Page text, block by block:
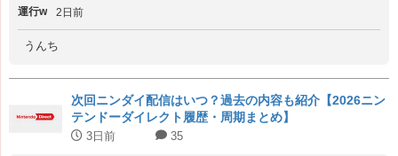
運行w 2日前
うんち
次回ニンダイ配信はいつ？過去の内容も紹介【2026ニン
テンドーダイレクト履歴・周期まとめ】
3日前 35